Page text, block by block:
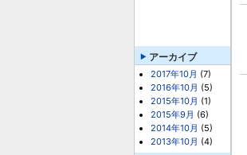
アーカイブ
2017年10月 (7)
2016年10月 (5)
2015年10月 (1)
2015年9月 (6)
2014年10月 (5)
2013年10月 (4)